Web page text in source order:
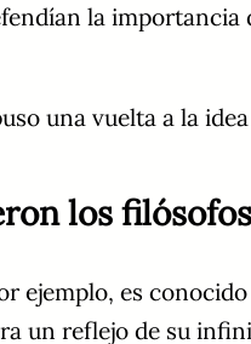
la
una vuelta a la
los
ejemplo, es
un reflejo de su